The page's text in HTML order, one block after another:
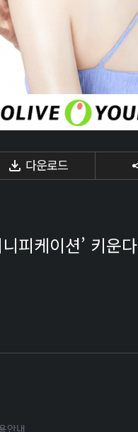
다운로드
피케이션’ 키운다
안내